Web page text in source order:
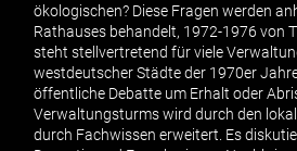
ökologischen? Diese Fragen werden
Rathauses behandelt, 1972-1976 von
steht stellvertretend für viele
westdeutscher Städte der 1970er
öffentliche Debatte um Erhalt oder
Verwaltungsturms wird durch den
durch Fachwissen erweitert. Es